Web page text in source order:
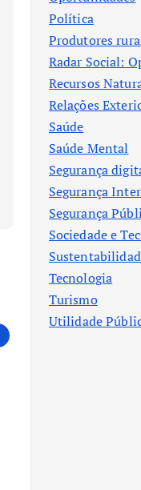
Política
Produtores
Radar Social:
Recursos
Relações
Saúde
Saúde Mental
Segurança
Segurança
Segurança
Sociedade e
Tecnologia
Turismo
Utilidade